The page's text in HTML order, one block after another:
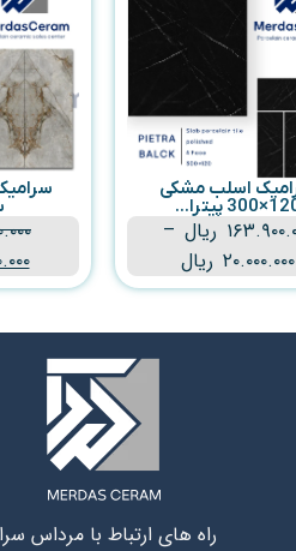
اسلب مشکی
پیترا...
ریال –
۲۰.۰۰۰.۰۰۰ ریال
راه های ارتباط با مرداس